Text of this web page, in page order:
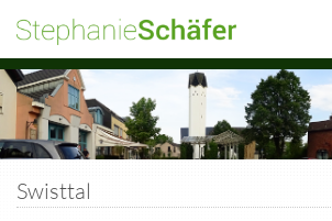
Swisttal